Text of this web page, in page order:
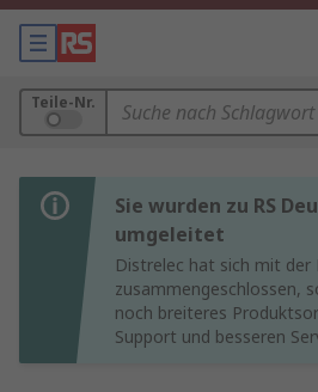
Teile-Nr.
Sie wurden zu RS
umgeleitet
Distrelec hat sich mit der
zusammengeschlossen,
noch breiteres
Support und besseren